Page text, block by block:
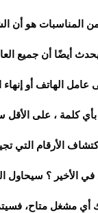
المناسبات هو أن
أيضًا أن جميع
عامل الهاتف أو
كلمة ، على
في الأخير ؟ سيحاول
أي مشغل متاح،